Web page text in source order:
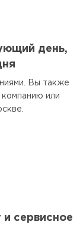
день,
Вы также
или
сервисное